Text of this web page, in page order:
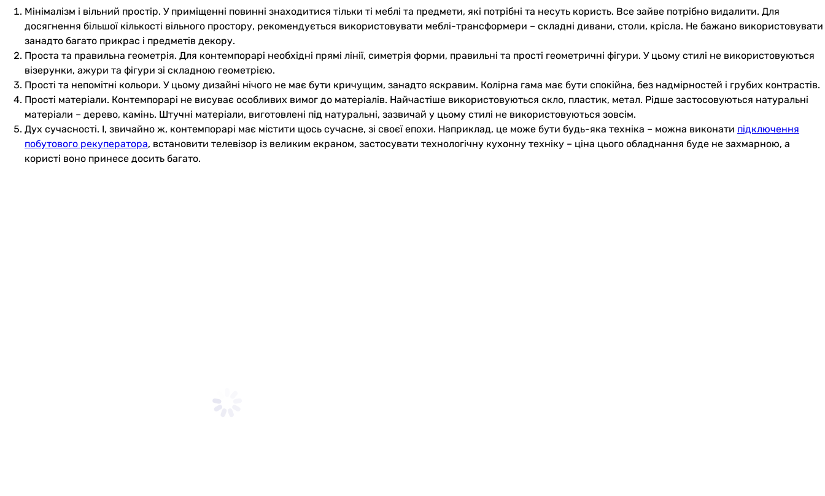
Мінімалізм і вільний простір. У приміщенні повинні знаходитися тільки ті меблі та предмети, які потрібні та несуть користь. Все зайве потрібно видалити. Для
досягнення більшої кількості вільного простору, рекомендується використовувати меблі-трансформери – складні дивани, столи, крісла. Не бажано використовувати
занадто багато прикрас і предметів декору.
Проста та правильна геометрія. Для контемпорарі необхідні прямі лінії, симетрія форми, правильні та прості геометричні фігури. У цьому стилі не використовуються
візерунки, ажури та фігури зі складною геометрією.
Прості та непомітні кольори. У цьому дизайні нічого не має бути кричущим, занадто яскравим. Колірна гама має бути спокійна, без надмірностей і грубих контрастів.
Прості матеріали. Контемпорарі не висуває особливих вимог до матеріалів. Найчастіше використовуються скло, пластик, метал. Рідше застосовуються натуральні
матеріали – дерево, камінь. Штучні матеріали, виготовлені під натуральні, зазвичай у цьому стилі не використовуються зовсім.
Дух сучасності. І, звичайно ж, контемпорарі має містити щось сучасне, зі своєї епохи. Наприклад, це може бути будь-яка техніка – можна виконати підключення
побутового рекуператора, встановити телевізор із великим екраном, застосувати технологічну кухонну техніку – ціна цього обладнання буде не захмарною, а
користі воно принесе досить багато.